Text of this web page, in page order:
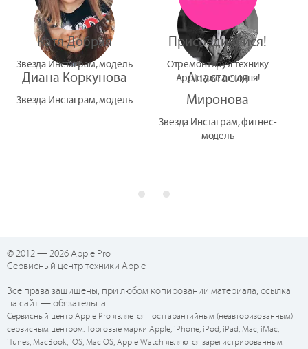
Диана Коркунова
Звезда Инстаграм, модель
Анастасия
Миронова
Звезда Инстаграм, фитнес-
модель
Катя Добрая
Звезда Инстаграм, модель
Присоединяйся!
Отремонтируй технику
Apple уже сегодня!
© 2012 — 2026 Apple Pro
Сервисный центр техники Apple
Все права защищены, при любом копировании материала, ссылка
на сайт — обязательна.
Сервисный центр Apple Pro является постгарантийным (неавторизованным)
сервисным центром. Торговые марки Apple, iPhone, iPod, iPad, Mac, iMac,
iTunes, MacBook, iOS, Mac OS, Apple Watch являются зарегистрированным